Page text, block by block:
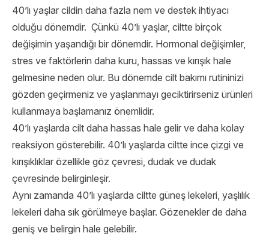
40’lı yaşlar cildin daha fazla nem ve destek ihtiyacı
olduğu dönemdir. Çünkü 40’lı yaşlar, ciltte birçok
değişimin yaşandığı bir dönemdir. Hormonal değişimler,
stres ve faktörlerin daha kuru, hassas ve kırışık hale
gelmesine neden olur. Bu dönemde cilt bakımı rutininizi
gözden geçirmeniz ve yaşlanmayı geciktirirseniz ürünleri
kullanmaya başlamanız önemlidir.
40’lı yaşlarda cilt daha hassas hale gelir ve daha kolay
reaksiyon gösterebilir. 40’lı yaşlarda ciltte ince çizgi ve
kırışıklıklar özellikle göz çevresi, dudak ve dudak
çevresinde belirginleşir.
Aynı zamanda 40’lı yaşlarda ciltte güneş lekeleri, yaşlılık
lekeleri daha sık görülmeye başlar. Gözenekler de daha
geniş ve belirgin hale gelebilir.